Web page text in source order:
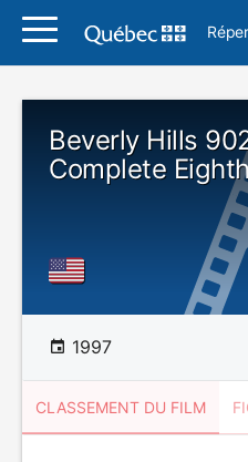
Beverly Hills
Complete
1997
CLASSEMENT DU FILM